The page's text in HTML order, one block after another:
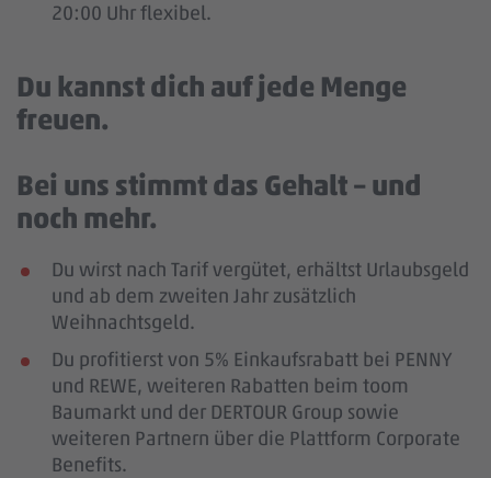
20:00 Uhr flexibel.
Du kannst dich auf jede Menge
freuen.
Bei uns stimmt das Gehalt – und
noch mehr.
Du wirst nach Tarif vergütet, erhältst Urlaubsgeld
und ab dem zweiten Jahr zusätzlich
Weihnachtsgeld.
Du profitierst von 5% Einkaufsrabatt bei PENNY
und REWE, weiteren Rabatten beim toom
Baumarkt und der DERTOUR Group sowie
weiteren Partnern über die Plattform Corporate
Benefits.